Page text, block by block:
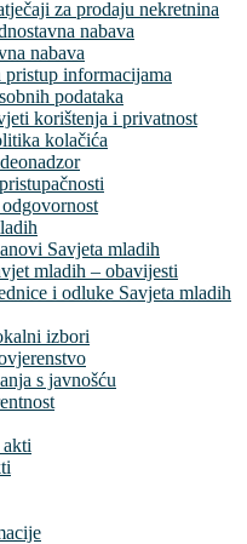
za prodaju nekretnina
nabava
nabava
pristup informacijama
podataka
korištenja i privatnost
kolačića
Savjeta mladih
mladih – obavijesti
i odluke Savjeta mladih
izbori
s javnošću